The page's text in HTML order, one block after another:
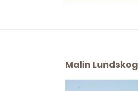
Malin Lundskog